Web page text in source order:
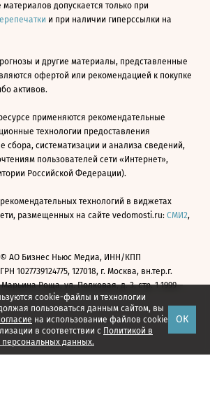
cookie-файлы и технологии
пользоваться данным сайтом, вы
на использование файлов cookie
в соответствии с Политикой в
данных.
ОК
допускается только при
и при наличии гиперссылки на
и другие материалы, представленные
офертой или рекомендацией к покупке
активов.
применяются рекомендательные
технологии предоставления
сбора, систематизации и анализа сведений,
пользователей сети «Интернет»,
Российской Федерации).
технологий в виджетах
размещенных на сайте vedomosti.ru: СМИ2,
АО Бизнес Ньюс Медиа, ИНН/КПП
1027739124775, 127018, г. Москва, вн.тер.г.
Роща, ул. Полковая, д. 3, стр. 1 1999—